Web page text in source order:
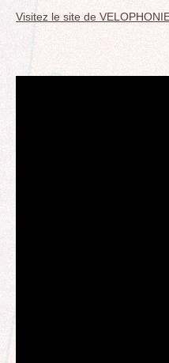
Visitez le site de